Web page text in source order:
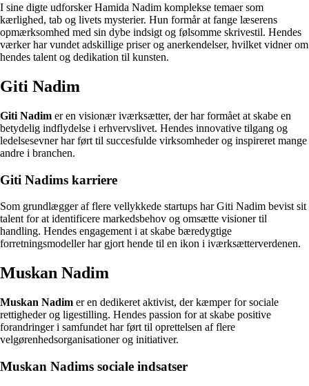
I sine digte udforsker Hamida Nadim komplekse temaer som
kærlighed, tab og livets mysterier. Hun formår at fange læserens
opmærksomhed med sin dybe indsigt og følsomme skrivestil. Hendes
værker har vundet adskillige priser og anerkendelser, hvilket vidner om
hendes talent og dedikation til kunsten.
Giti Nadim
Giti Nadim er en visionær iværksætter, der har formået at skabe en
betydelig indflydelse i erhvervslivet. Hendes innovative tilgang og
ledelsesevner har ført til succesfulde virksomheder og inspireret mange
andre i branchen.
Giti Nadims karriere
Som grundlægger af flere vellykkede startups har Giti Nadim bevist sit
talent for at identificere markedsbehov og omsætte visioner til
handling. Hendes engagement i at skabe bæredygtige
forretningsmodeller har gjort hende til en ikon i iværksætterverdenen.
Muskan Nadim
Muskan Nadim er en dedikeret aktivist, der kæmper for sociale
rettigheder og ligestilling. Hendes passion for at skabe positive
forandringer i samfundet har ført til oprettelsen af flere
velgørenhedsorganisationer og initiativer.
Muskan Nadims sociale indsatser